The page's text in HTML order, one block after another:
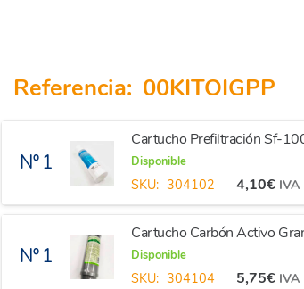
Referencia: 00KITOIGPP
Nº 1
Cartucho Prefiltración Sf-
Disponible
SKU: 304102 4,10€ IVA
Nº 1
Cartucho Carbón Activo
Disponible
SKU: 304104 5,75€ IVA